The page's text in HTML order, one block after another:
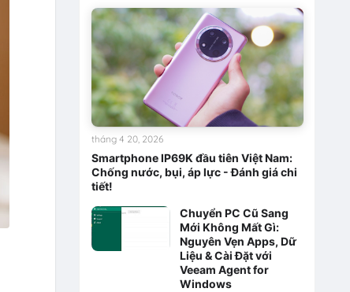
Smartphone IP69K đầu tiên Việt Nam:
Chống nước, bụi, áp lực - Đánh giá chi
tiết!
tháng 4 20, 2026
Chuyển PC Cũ Sang
Mới Không Mất Gì:
Nguyên Vẹn Apps, Dữ
Liệu & Cài Đặt với
Veeam Agent for
Windows